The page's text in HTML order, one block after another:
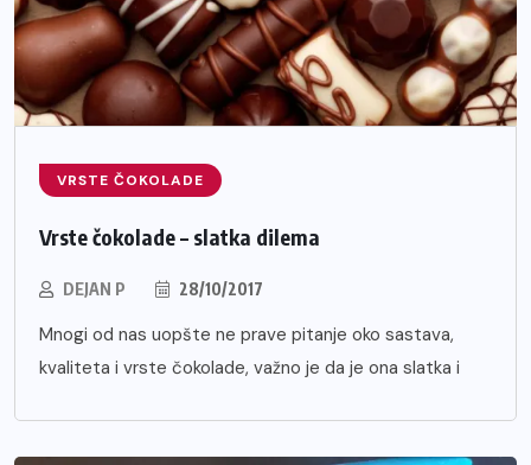
VRSTE ČOKOLADE
Vrste čokolade – slatka dilema
DEJAN P 28/10/2017
Mnogi od nas uopšte ne prave pitanje oko sastava,
kvaliteta i vrste čokolade, važno je da je ona slatka i